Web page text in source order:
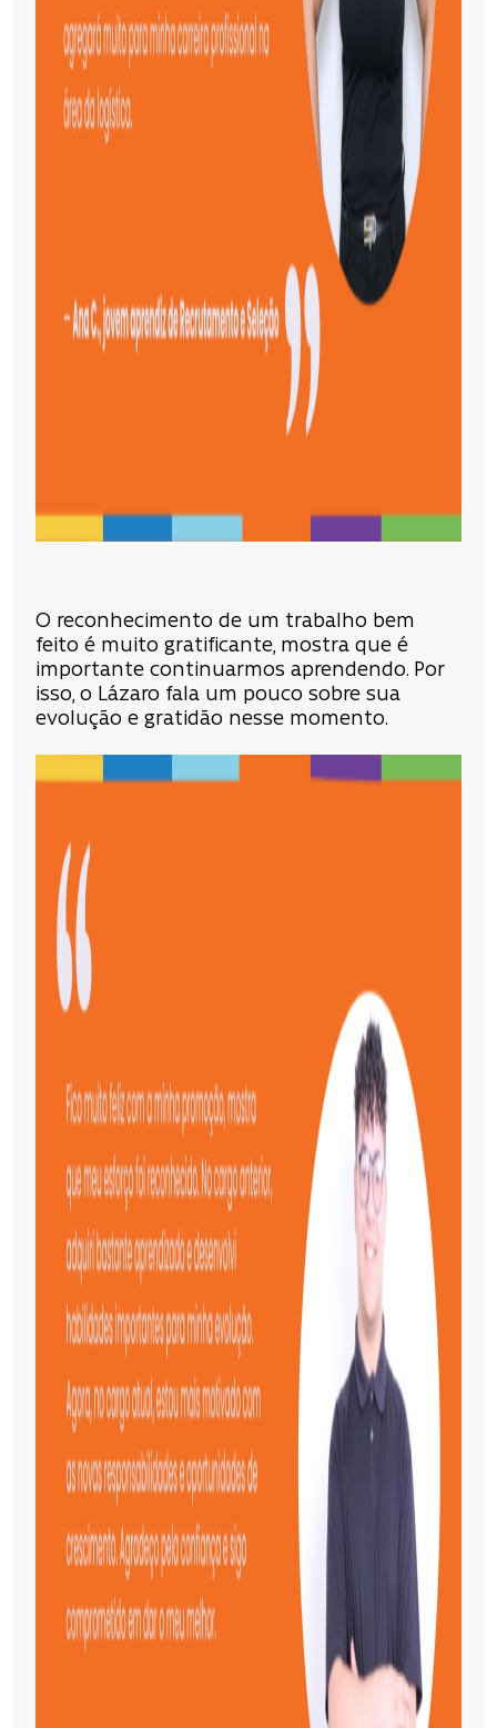
O reconhecimento de um trabalho bem
feito é muito gratificante, mostra que é
importante continuarmos aprendendo. Por
isso, o Lázaro fala um pouco sobre sua
evolução e gratidão nesse momento.